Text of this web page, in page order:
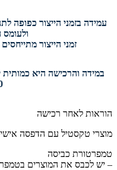
עמידה בזמני הייצור כפופה
ולעומס
זמני הייצור
הוראות לאחר רכישה
מוצרי טקסטיל עם הדפסה
טמפרטורת כביסה
– יש לכבס את המוצרים בטמפרטורה של עד 40